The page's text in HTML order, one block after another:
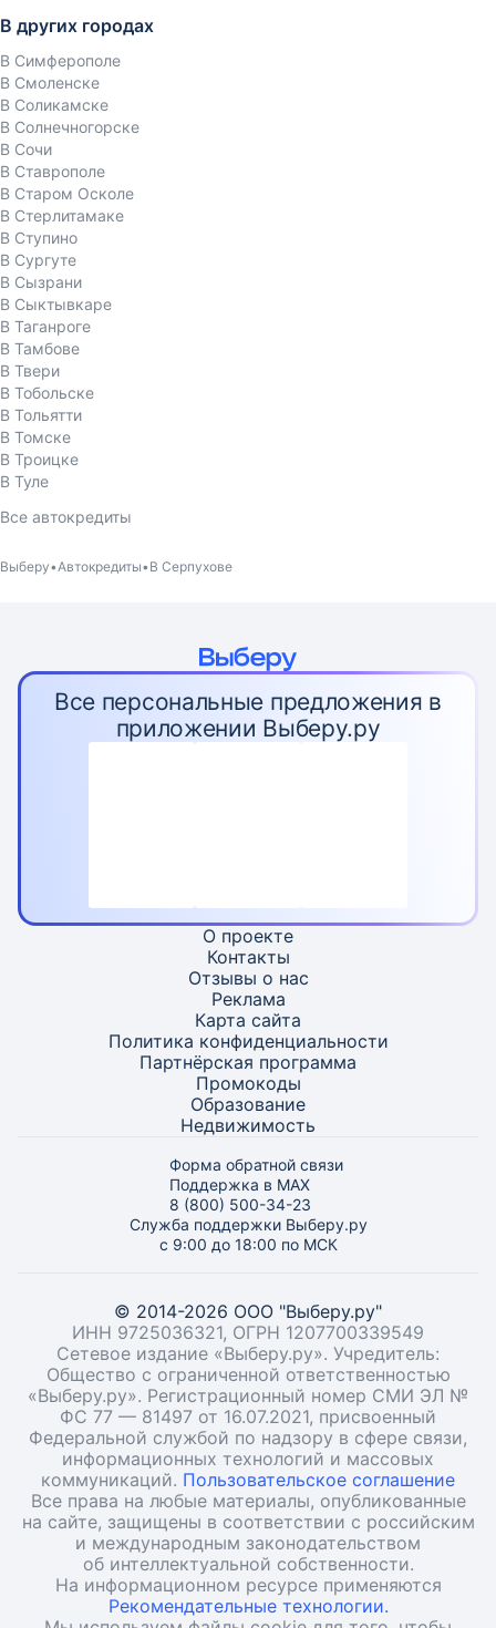
В других городах
В Симферополе
В Смоленске
В Соликамске
В Солнечногорске
В Сочи
В Ставрополе
В Старом Осколе
В Стерлитамаке
В Ступино
В Сургуте
В Сызрани
В Сыктывкаре
В Таганроге
В Тамбове
В Твери
В Тобольске
В Тольятти
В Томске
В Троицке
В Туле
Все автокредиты
Выберу Автокредиты В Серпухове
Все персональные предложения в
приложении Выберу.ру
О проекте
Контакты
Отзывы о нас
Реклама
Карта сайта
Политика конфиденциальности
Партнёрская программа
Промокоды
Образование
Недвижимость
Форма обратной связи
Поддержка в MAX
8 (800) 500-34-23
Служба поддержки Выберу.ру
с 9:00 до 18:00 по МСК
© 2014-2026 ООО "Выберу.ру"
ИНН 9725036321, ОГРН 1207700339549
Сетевое издание «Выберу.ру». Учредитель:
Общество с ограниченной ответственностью
«Выберу.ру». Регистрационный номер СМИ ЭЛ №
ФС 77 — 81497 от 16.07.2021, присвоенный
Федеральной службой по надзору в сфере связи,
информационных технологий и массовых
коммуникаций. Пользовательское соглашение
Все права на любые материалы, опубликованные
на сайте, защищены в соответствии с российским
и международным законодательством
об интеллектуальной собственности.
На информационном ресурсе применяются
Рекомендательные технологии.